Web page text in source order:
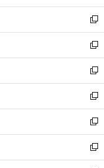
開
く
ウ
で
開
く
ン
ド
ウ
で
開
く
ウ
ィ
ン
ド
ウ
で
開
く
新
し
い
ウ
ィ
ン
ド
ウ
で
開
く
新
し
い
ウ
ィ
ン
ド
ウ
で
開
新
し
い
ウ
ィ
ン
ド
ウ
新
し
い
ウ
ィ
ン
新
し
い
ウ
新
し